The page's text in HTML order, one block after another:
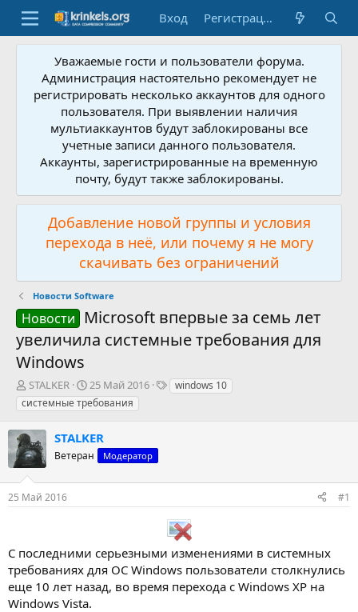
Вход Регистрация
Уважаемые гости и пользователи форума.
Администрация настоятельно рекомендует не
регистрировать несколько аккаунтов для одного
пользователя. При выявлении наличия
мультиаккаунтов будут заблокированы все
учетные записи данного пользователя.
Аккаунты, зарегистрированные на временную
почту, будут также заблокированы.
Добавление новой группы и условия
перехода в неё, или почему я не могу
скачивать без ограничений
Новости Software
Новости
Microsoft впервые за семь лет
увеличила системные требования для
Windows
А
в
т
о
р
т
е
м
ы
STALKER
Д
а
т
н
а
а
25 Май 2016
Тwindows 10
системные требования
STALKER
Ветеран Модератор
25 Май 2016 #1
С последними серьезными изменениями в системных
требованиях для ОС Windows пользователи столкнулись
еще 10 лет назад, во время перехода с Windows XP на
Windows Vista.